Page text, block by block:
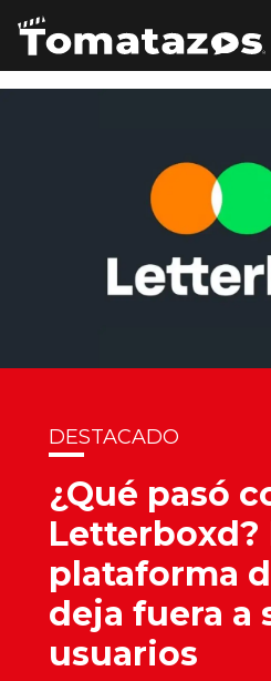
DESTACADO
¿Qué pasó
Letterboxd?
plataforma
deja fuera a
usuarios